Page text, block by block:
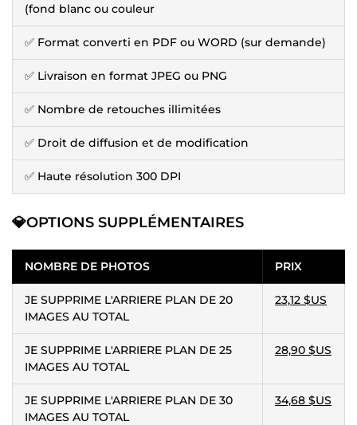
(fond blanc ou couleur
✅ Format converti en PDF ou WORD (sur demande)
✅ Livraison en format JPEG ou PNG
✅ Nombre de retouches illimitées
✅ Droit de diffusion et de modification
✅ Haute résolution 300 DPI
💎OPTIONS SUPPLÉMENTAIRES
NOMBRE DE PHOTOS PRIX
JE SUPPRIME L'ARRIERE PLAN DE 20
IMAGES AU TOTAL
23,12 $US
JE SUPPRIME L'ARRIERE PLAN DE 25
IMAGES AU TOTAL
28,90 $US
JE SUPPRIME L'ARRIERE PLAN DE 30
IMAGES AU TOTAL
34,68 $US